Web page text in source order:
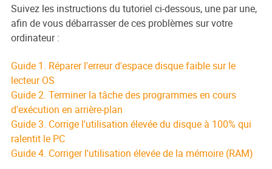
Suivez les instructions du tutoriel ci-dessous, une par une,
afin de vous débarrasser de ces problèmes sur votre
ordinateur :
Guide 1. Réparer l'erreur d'espace disque faible sur le
lecteur OS
Guide 2. Terminer la tâche des programmes en cours
d'exécution en arrière-plan
Guide 3. Corrigel'utilisation élevée du disque à 100% qui
ralentit le PC
Guide 4. Corriger l'utilisation élevée de la mémoire (RAM)